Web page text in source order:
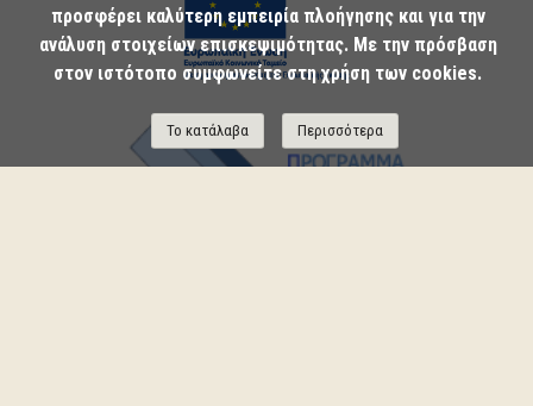
προσφέρει καλύτερη εμπειρία πλοήγησης και για την
ανάλυση στοιχείων επισκεψιμότητας. Με την πρόσβαση
στον ιστότοπο συμφωνείτε στη χρήση των cookies.
Το κατάλαβα Περισσότερα